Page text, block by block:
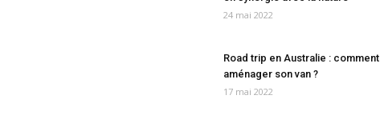
24 mai 2022
Road trip en Australie : comment
aménager son van ?
17 mai 2022